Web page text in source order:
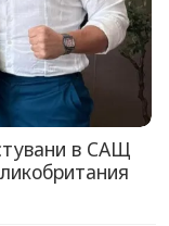
в САЩ